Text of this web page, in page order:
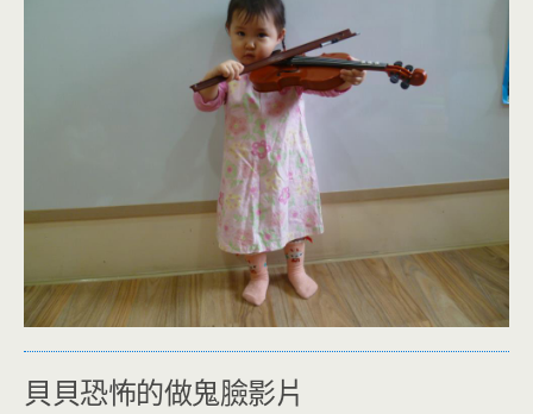
貝貝恐怖的做鬼臉影片